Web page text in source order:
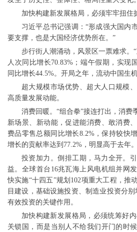
加快构建新发展格局，必须牢牢扭住
习近平总书记强调：“形成强大国内
要支撑，也是大国经济优势所在。”
步行街人潮涌动，风景区一票难求。
人次同比增长70.83%；端午假期，实现
同比增长44.5%。开局之年，流动中国生机
超大规模市场优势、超大人口规模
高质量发展动能。
消费回暖。“组合拳”接连打出，消费
新场景、新动能，促进能消费、敢消费
费品零售总额同比增长8.2%，保持较快
增长的贡献率达到77.2%，明显高于去年。
投资加力。倒排工期，马力全开。
益。全球首台16兆瓦海上风电机组并网
快实施“十四五”规划102项重大工程，推
目建设，基础设施投资、制造业投资分
有效投资的关键作用。
加快构建新发展格局，必须统筹好内
关锁国，而是当别人不给我们开门的时